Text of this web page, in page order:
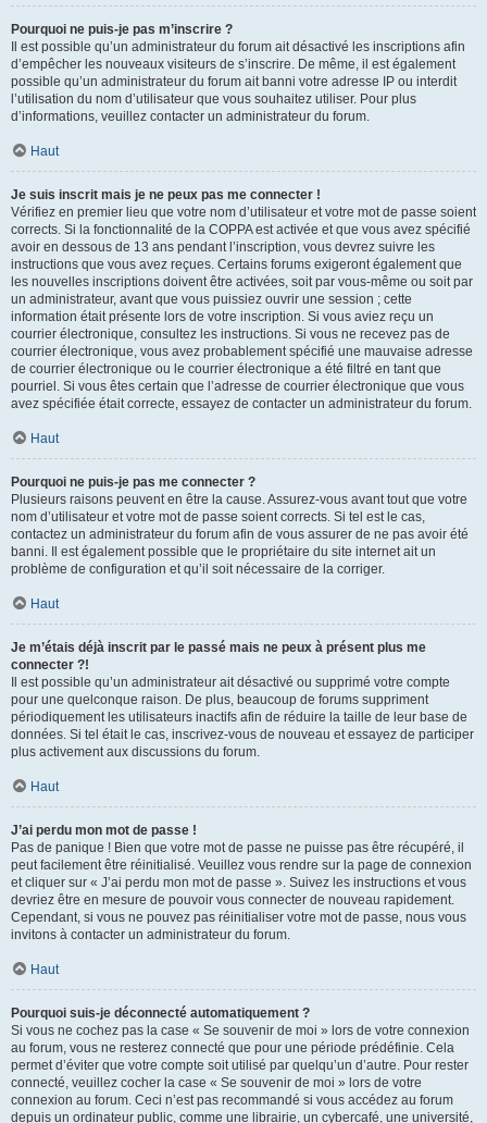
Pourquoi ne puis-je pas m’inscrire ?
Il est possible qu’un administrateur du forum ait désactivé les inscriptions afin
d’empêcher les nouveaux visiteurs de s’inscrire. De même, il est également
possible qu’un administrateur du forum ait banni votre adresse IP ou interdit
l’utilisation du nom d’utilisateur que vous souhaitez utiliser. Pour plus
d’informations, veuillez contacter un administrateur du forum.
Haut
Je suis inscrit mais je ne peux pas me connecter !
Vérifiez en premier lieu que votre nom d’utilisateur et votre mot de passe soient
corrects. Si la fonctionnalité de la COPPA est activée et que vous avez spécifié
avoir en dessous de 13 ans pendant l’inscription, vous devrez suivre les
instructions que vous avez reçues. Certains forums exigeront également que
les nouvelles inscriptions doivent être activées, soit par vous-même ou soit par
un administrateur, avant que vous puissiez ouvrir une session ; cette
information était présente lors de votre inscription. Si vous aviez reçu un
courrier électronique, consultez les instructions. Si vous ne recevez pas de
courrier électronique, vous avez probablement spécifié une mauvaise adresse
de courrier électronique ou le courrier électronique a été filtré en tant que
pourriel. Si vous êtes certain que l’adresse de courrier électronique que vous
avez spécifiée était correcte, essayez de contacter un administrateur du forum.
Haut
Pourquoi ne puis-je pas me connecter ?
Plusieurs raisons peuvent en être la cause. Assurez-vous avant tout que votre
nom d’utilisateur et votre mot de passe soient corrects. Si tel est le cas,
contactez un administrateur du forum afin de vous assurer de ne pas avoir été
banni. Il est également possible que le propriétaire du site internet ait un
problème de configuration et qu’il soit nécessaire de la corriger.
Haut
Je m’étais déjà inscrit par le passé mais ne peux à présent plus me
connecter ?!
Il est possible qu’un administrateur ait désactivé ou supprimé votre compte
pour une quelconque raison. De plus, beaucoup de forums suppriment
périodiquement les utilisateurs inactifs afin de réduire la taille de leur base de
données. Si tel était le cas, inscrivez-vous de nouveau et essayez de participer
plus activement aux discussions du forum.
Haut
J’ai perdu mon mot de passe !
Pas de panique ! Bien que votre mot de passe ne puisse pas être récupéré, il
peut facilement être réinitialisé. Veuillez vous rendre sur la page de connexion
et cliquer sur « J’ai perdu mon mot de passe ». Suivez les instructions et vous
devriez être en mesure de pouvoir vous connecter de nouveau rapidement.
Cependant, si vous ne pouvez pas réinitialiser votre mot de passe, nous vous
invitons à contacter un administrateur du forum.
Haut
Pourquoi suis-je déconnecté automatiquement ?
Si vous ne cochez pas la case « Se souvenir de moi » lors de votre connexion
au forum, vous ne resterez connecté que pour une période prédéfinie. Cela
permet d’éviter que votre compte soit utilisé par quelqu’un d’autre. Pour rester
connecté, veuillez cocher la case « Se souvenir de moi » lors de votre
connexion au forum. Ceci n’est pas recommandé si vous accédez au forum
depuis un ordinateur public, comme une librairie, un cybercafé, une université,